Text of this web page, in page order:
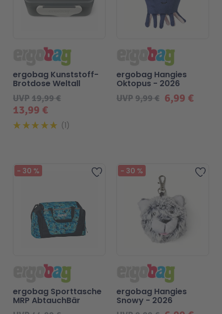
13,99 €
UVP19,99 €
ergobag Kunststoff-
Brotdose Weltall
1
6,99 €
UVP9,99 €
ergobag Hangies
Oktopus - 2026
Zur Wunschliste hinzufügen
- 30 %
ergobag Sporttasche
MRP AbtauchBär
Zur
- 30 %
ergobag Hangies
Snowy - 2026